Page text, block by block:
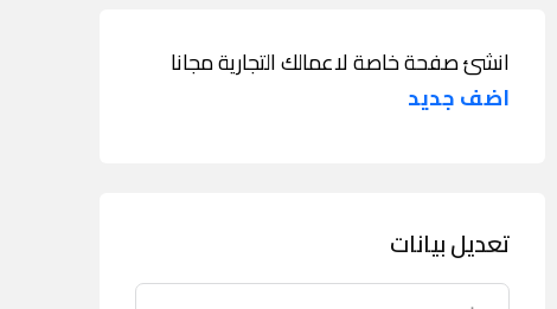
انشئ صفحة خاصة لاعمالك التجارية مجانا
اضف جديد
تعديل بيانات